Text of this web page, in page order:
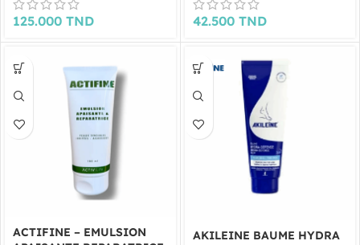
125.000 TND 42.500 TND
ACTIFINE – EMULSION
AKILEINE BAUME HYDRA